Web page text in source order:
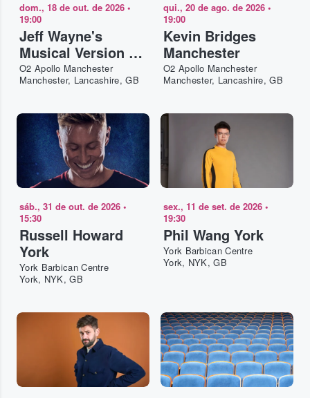
dom., 18 de out. de 2026 •
19:00
Jeff Wayne's
Musical Version of
The War of The
Worlds Manchester
O2 Apollo Manchester
Manchester, Lancashire, GB
qui., 20 de ago. de 2026 •
19:00
Kevin Bridges
Manchester
O2 Apollo Manchester
Manchester, Lancashire, GB
sáb., 31 de out. de 2026 •
15:30
Russell Howard
York
York Barbican Centre
York, NYK, GB
sex., 11 de set. de 2026 •
19:30
Phil Wang York
York Barbican Centre
York, NYK, GB